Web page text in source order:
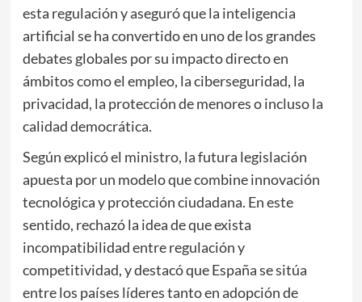
esta regulación y aseguró que la inteligencia
artificial se ha convertido en uno de los grandes
debates globales por su impacto directo en
ámbitos como el empleo, la ciberseguridad, la
privacidad, la protección de menores o incluso la
calidad democrática.
Según explicó el ministro, la futura legislación
apuesta por un modelo que combine innovación
tecnológica y protección ciudadana. En este
sentido, rechazó la idea de que exista
incompatibilidad entre regulación y
competitividad, y destacó que España se sitúa
entre los países líderes tanto en adopción de